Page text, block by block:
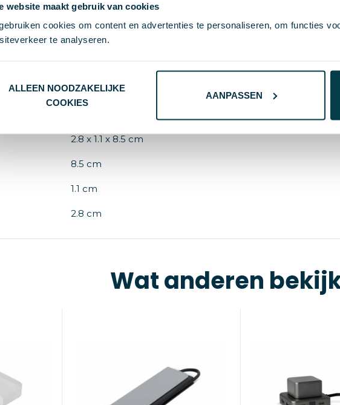
website maakt gebruik van cookies
cookies om content en advertenties te personaliseren, om functies
te analyseren.
ALLEEN NOODZAKELIJKE
COOKIES
AANPASSEN
32 g
XD Collection
38667
2.8 x 1.1 x 8.5 cm
8.5 cm
1.1 cm
2.8 cm
Wat anderen